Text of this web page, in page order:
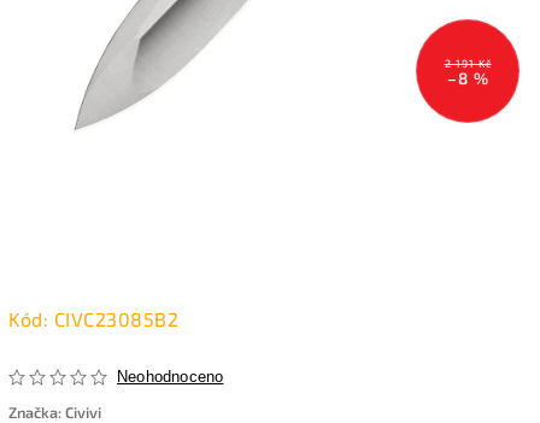
2 191 Kč
–8 %
Kód: CIVC23085B2
Neohodnoceno
Značka:Civivi